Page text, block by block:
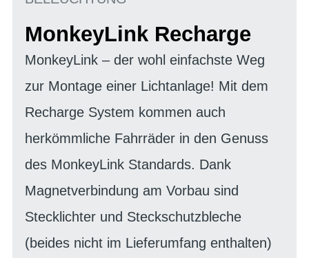
MonkeyLink Recharge
MonkeyLink – der wohl einfachste Weg
zur Montage einer Lichtanlage! Mit dem
Recharge System kommen auch
herkömmliche Fahrräder in den Genuss
des MonkeyLink Standards. Dank
Magnetverbindung am Vorbau sind
Stecklichter und Steckschutzbleche
(beides nicht im Lieferumfang enthalten)